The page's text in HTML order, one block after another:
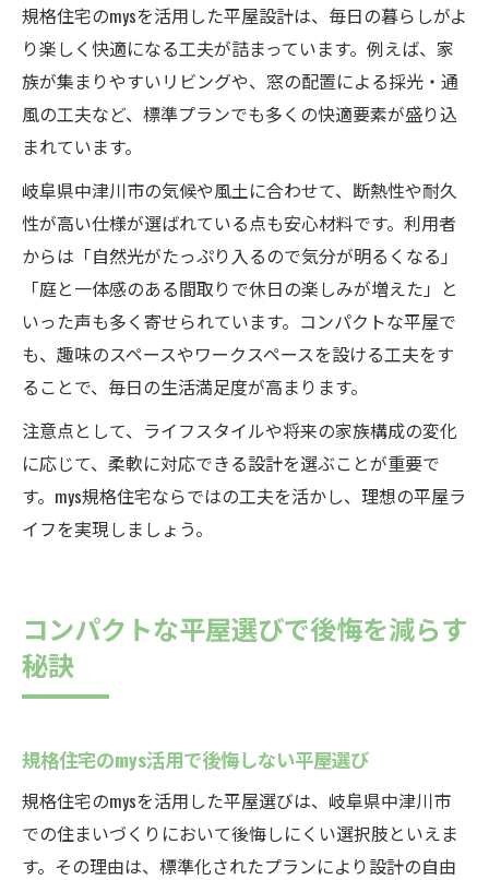
規格住宅のmysを活用した平屋設計は、毎日の暮らしがよ
り楽しく快適になる工夫が詰まっています。例えば、家
族が集まりやすいリビングや、窓の配置による採光・通
風の工夫など、標準プランでも多くの快適要素が盛り込
まれています。
岐阜県中津川市の気候や風土に合わせて、断熱性や耐久
性が高い仕様が選ばれている点も安心材料です。利用者
からは「自然光がたっぷり入るので気分が明るくなる」
「庭と一体感のある間取りで休日の楽しみが増えた」と
いった声も多く寄せられています。コンパクトな平屋で
も、趣味のスペースやワークスペースを設ける工夫をす
ることで、毎日の生活満足度が高まります。
注意点として、ライフスタイルや将来の家族構成の変化
に応じて、柔軟に対応できる設計を選ぶことが重要で
す。mys規格住宅ならではの工夫を活かし、理想の平屋ラ
イフを実現しましょう。
コンパクトな平屋選びで後悔を減らす
秘訣
規格住宅のmys活用で後悔しない平屋選び
規格住宅のmysを活用した平屋選びは、岐阜県中津川市
での住まいづくりにおいて後悔しにくい選択肢といえま
す。その理由は、標準化されたプランにより設計の自由